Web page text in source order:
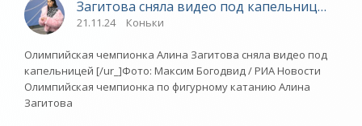
Загитова сняла видео под капельницей -
21.11.24 Коньки
Олимпийская чемпионка Алина Загитова сняла видео под
капельницей [/ur_]Фото: Максим Богодвид / РИА Новости
Олимпийская чемпионка по фигурному катанию Алина
Загитова